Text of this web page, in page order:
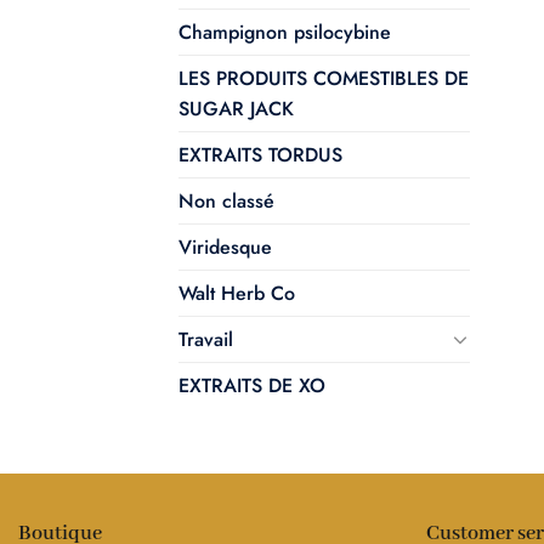
Champignon psilocybine
LES PRODUITS COMESTIBLES DE
SUGAR JACK
EXTRAITS TORDUS
Non classé
Viridesque
Walt Herb Co
Travail
EXTRAITS DE XO
Boutique Customer